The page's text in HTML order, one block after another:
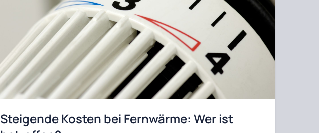
Steigende Kosten bei Fernwärme: Wer ist